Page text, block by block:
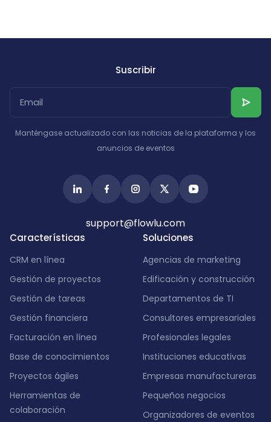
Características
CRM en línea
Gestión de proyectos
Gestión de tareas
Gestión financiera
Facturación en línea
Base de conocimientos
Proyectos ágiles
Herramientas de
colaboración
Soluciones
Agencias de marketing
Edificación y construcción
Departamentos de TI
Consultores empresariales
Profesionales legales
Instituciones educativas
Empresas manufactureras
Pequeños negocios
Organizadores de eventos
Suscribir
Manténgase actualizado con las noticias de la plataforma y los
anuncios de eventos
support@flowlu.com